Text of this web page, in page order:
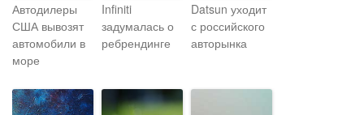
Автодилеры
США вывозят
автомобили в
море
Infiniti
задумалась о
ребрендинге
Datsun уходит
с российского
авторынка